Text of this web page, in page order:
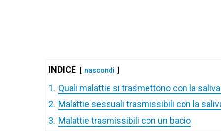
INDICE nascondi
1. Quali malattie si trasmettono con la
2. Malattie sessuali trasmissibili con la
3. Malattie trasmissibili con un bacio